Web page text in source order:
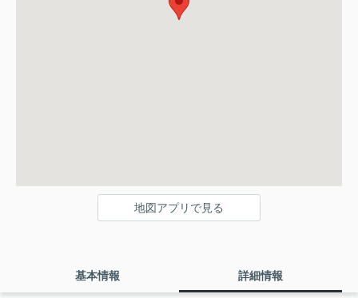
地図アプリで見る
基本情報 詳細情報